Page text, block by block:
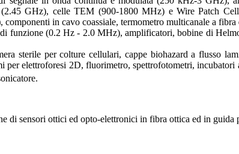
GHz), celle TEM (900-1800 MHz) e Wire Patch
in cavo coassiale, termometro multicanale a fibra
funzione (0.2 Hz - 2.0 MHz), amplificatori, bobine di
sterile per colture cellulari, cappe biohazard a flusso
per elettroforesi 2D, fluorimetro, spettrofotometri, incubatori
di sensori ottici ed opto-elettronici in fibra ottica ed in guida